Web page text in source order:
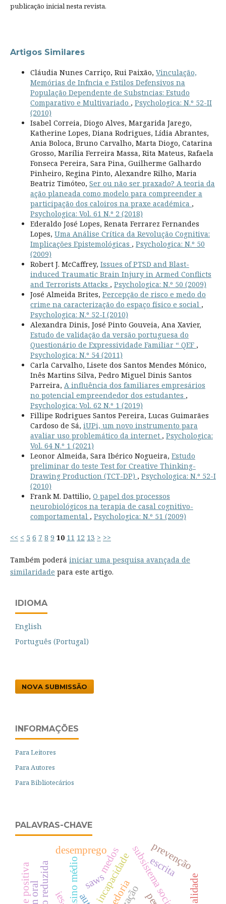
publicação inicial nesta revista.
Artigos Similares
Cláudia Nunes Carriço, Rui Paixão, Vinculação,
Memórias de Infncia e Estilos Defensivos na
População Dependente de Substncias: Estudo
Comparativo e Multivariado , Psychologica: N.º 52-II
(2010)
Isabel Correia, Diogo Alves, Margarida Jarego,
Katherine Lopes, Diana Rodrigues, Lídia Abrantes,
Ania Boloca, Bruno Carvalho, Marta Diogo, Catarina
Grosso, Marília Ferreira Massa, Rita Mateus, Rafaela
Fonseca Pereira, Sara Pina, Guilherme Galhardo
Pinheiro, Regina Pinto, Alexandre Rilho, Maria
Beatriz Timóteo, Ser ou não ser praxado? A teoria da
ação planeada como modelo para compreender a
participação dos caloiros na praxe académica ,
Psychologica: Vol. 61 N.º 2 (2018)
Ederaldo José Lopes, Renata Ferrarez Fernandes
Lopes, Uma Análise Crítica da Revolução Cognitiva:
Implicações Epistemológicas , Psychologica: N.º 50
(2009)
Robert J. McCaffrey, Issues of PTSD and Blast-
induced Traumatic Brain Injury in Armed Conflicts
and Terrorists Attacks , Psychologica: N.º 50 (2009)
José Almeida Brites, Percepção de risco e medo do
crime na caracterização do espaço físico e social ,
Psychologica: N.º 52-I (2010)
Alexandra Dinis, José Pinto Gouveia, Ana Xavier,
Estudo de validação da versão portuguesa do
Questionário de Expressividade Familiar “ QEF ,
Psychologica: N.º 54 (2011)
Carla Carvalho, Lisete dos Santos Mendes Mónico,
Inês Martins Silva, Pedro Miguel Dinis Santos
Parreira, A influência dos familiares empresários
no potencial empreendedor dos estudantes ,
Psychologica: Vol. 62 N.º 1 (2019)
Fillipe Rodrigues Santos Pereira, Lucas Guimarães
Cardoso de Sá, iUPi, um novo instrumento para
avaliar uso problemático da internet , Psychologica:
Vol. 64 N.º 1 (2021)
Leonor Almeida, Sara Ibérico Nogueira, Estudo
preliminar do teste Test for Creative Thinking-
Drawing Production (TCT-DP) , Psychologica: N.º 52-I
(2010)
Frank M. Dattilio, O papel dos processos
neurobiológicos na terapia de casal cognitivo-
comportamental , Psychologica: N.º 51 (2009)
<< < 5 6 7 8 9 10 11 12 13 > >>
Também poderá iniciar uma pesquisa avançada de
similaridade para este artigo.
IDIOMA
English
Português (Portugal)
NOVA SUBMISSÃO
INFORMAÇÕES
Para Leitores
Para Autores
Para Bibliotecários
PALAVRAS-CHAVE
ensino médio saws
incapacidade escrita
medos prevenção
desemprego